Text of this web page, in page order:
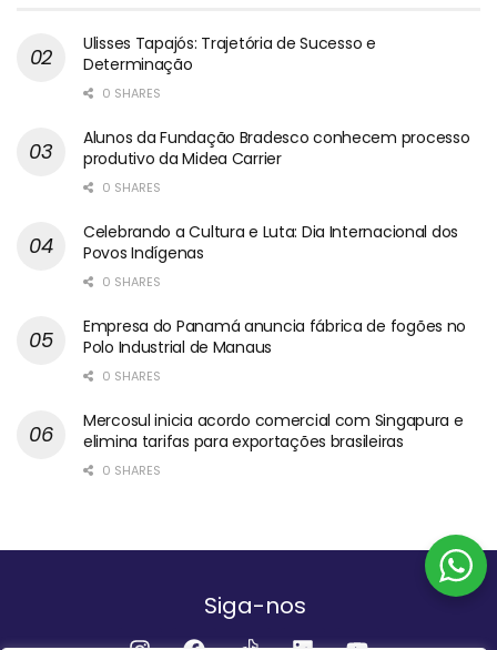
Ulisses Tapajós: Trajetória de Sucesso e
Determinação
0 SHARES
Alunos da Fundação Bradesco conhecem processo
produtivo da Midea Carrier
0 SHARES
Celebrando a Cultura e Luta: Dia Internacional dos
Povos Indígenas
0 SHARES
Empresa do Panamá anuncia fábrica de fogões no
Polo Industrial de Manaus
0 SHARES
Mercosul inicia acordo comercial com Singapura e
elimina tarifas para exportações brasileiras
0 SHARES
Siga-nos